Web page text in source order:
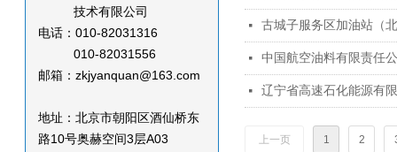
技术有限公司
电话：010-82031316
010-82031556
邮箱：zkjyanquan@163.com
地址：北京市朝阳区酒仙桥东
路10号奥赫空间3层A03
넷 古城子服务区加油站（
넷 中国航空油料有限责任
넷 辽宁省高速石化能源有
上一页 1 2